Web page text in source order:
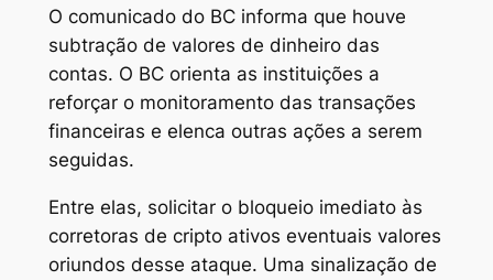
O comunicado do BC informa que houve
subtração de valores de dinheiro das
contas. O BC orienta as instituições a
reforçar o monitoramento das transações
financeiras e elenca outras ações a serem
seguidas.
Entre elas, solicitar o bloqueio imediato às
corretoras de cripto ativos eventuais valores
oriundos desse ataque. Uma sinalização de